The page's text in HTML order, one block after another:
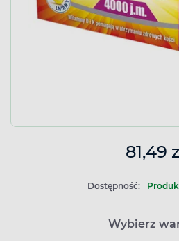
81,49
Dostępność:
Wybierz